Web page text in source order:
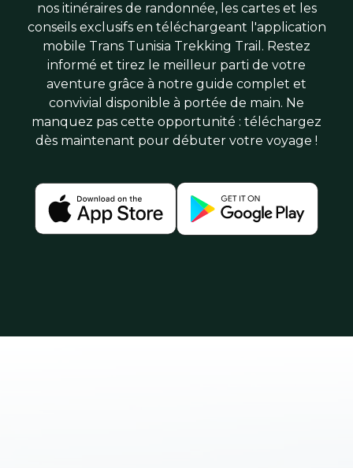
nos itinéraires de randonnée, les cartes et les
conseils exclusifs en téléchargeant l'application
mobile Trans Tunisia Trekking Trail. Restez
informé et tirez le meilleur parti de votre
aventure grâce à notre guide complet et
convivial disponible à portée de main. Ne
manquez pas cette opportunité : téléchargez
dès maintenant pour débuter votre voyage !